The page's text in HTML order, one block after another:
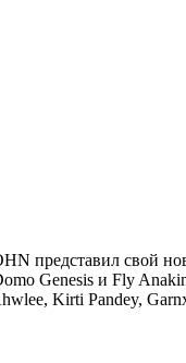
представил свой
Genesis и Fly
Kirti Pandey,